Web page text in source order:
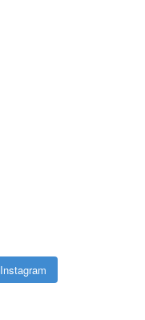
Instagram